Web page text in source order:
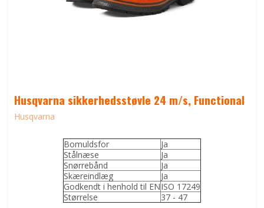
Husqvarna sikkerhedsstøvle 24 m/s, Functional
Husqvarna
Bomuldsfor
Ja
Stålnæse
Ja
Snørrebånd
Ja
Skæreindlæg
Ja
Godkendt i henhold til ENISO 17249
Størrelse
37 - 47